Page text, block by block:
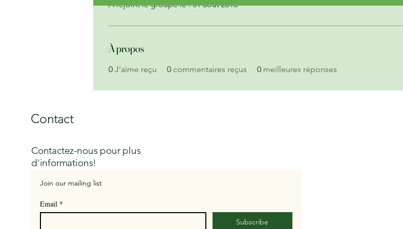
A rejoint le groupe le : 31 août 2018
À propos
0 J'aime reçu 0 commentaires reçus 0 meilleures réponses
Contact
Contactez-nous pour plus
d'informations!
Join our mailing list
Email *
Subscribe